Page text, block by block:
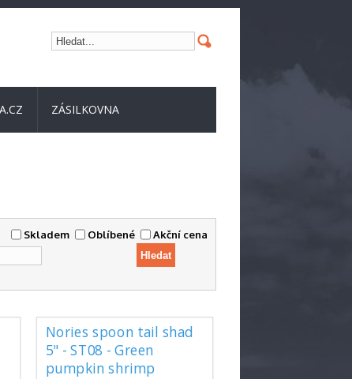
ZÁSILKOVNA
Skladem Oblíbené
Akční cena
Nories spoon tail shad
5" - ST08 - Green
pumpkin shrimp